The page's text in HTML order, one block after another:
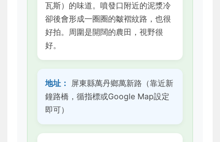
瓦斯）的味道。噴發口附近的泥漿冷
卻後會形成一圈圈的皺褶紋路，也很
好拍。周圍是開闊的農田，視野很
好。
地址：
屏東縣萬丹鄉萬新路（靠近新
鐘路橋，循指標或Google Map設定
即可）